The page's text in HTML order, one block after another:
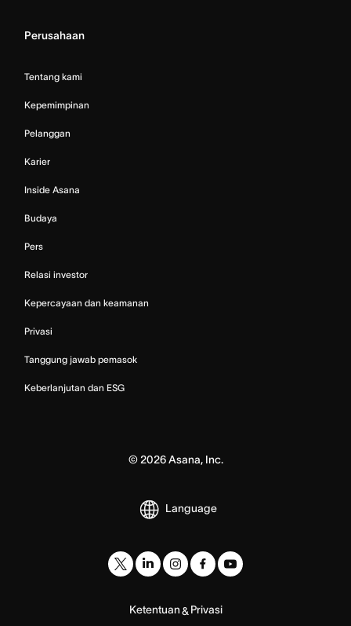
Perusahaan
Tentang kami
Kepemimpinan
Pelanggan
Karier
Inside Asana
Budaya
Pers
Relasi investor
Kepercayaan dan keamanan
Privasi
Tanggung jawab pemasok
Keberlanjutan dan ESG
© 2026Asana, Inc.
Language
Ketentuan& Privasi